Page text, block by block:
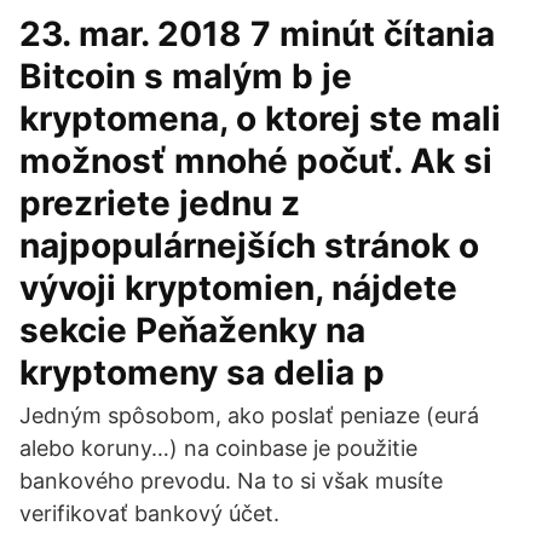
23. mar. 2018 7 minút čítania
Bitcoin s malým b je
kryptomena, o ktorej ste mali
možnosť mnohé počuť. Ak si
prezriete jednu z
najpopulárnejších stránok o
vývoji kryptomien, nájdete
sekcie Peňaženky na
kryptomeny sa delia p
Jedným spôsobom, ako poslať peniaze (eurá
alebo koruny…) na coinbase je použitie
bankového prevodu. Na to si však musíte
verifikovať bankový účet.